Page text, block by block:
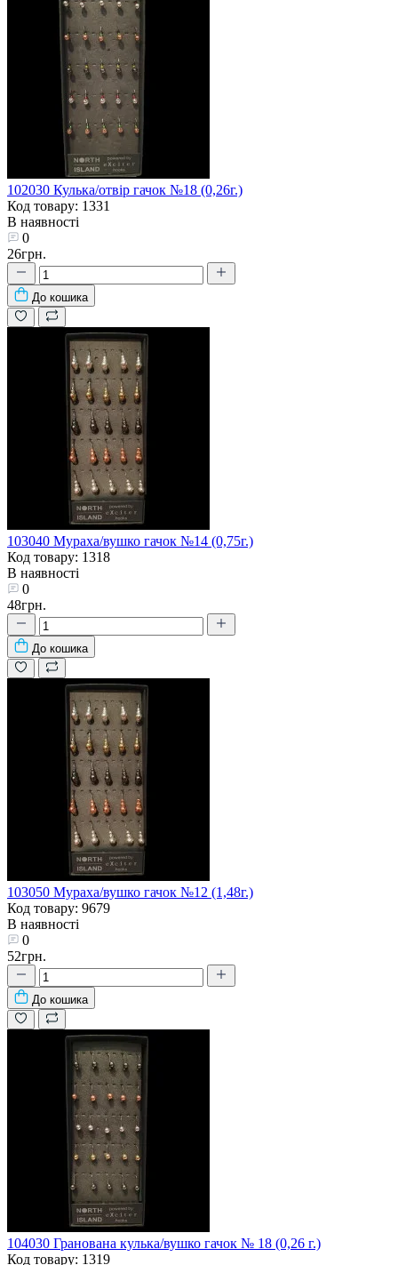
102030 Кулька/отвір гачок №18 (0,26г.)
Код товару: 1331
В наявності
0
26грн.
До кошика
103040 Мураха/вушко гачок №14 (0,75г.)
Код товару: 1318
В наявності
0
48грн.
До кошика
103050 Мураха/вушко гачок №12 (1,48г.)
Код товару: 9679
В наявності
0
52грн.
До кошика
104030 Гранована кулька/вушко гачок № 18 (0,26 г.)
Код товару: 1319